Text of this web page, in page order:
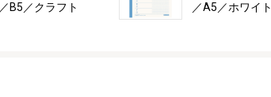
／B5／クラフト
／A5／ホワイト